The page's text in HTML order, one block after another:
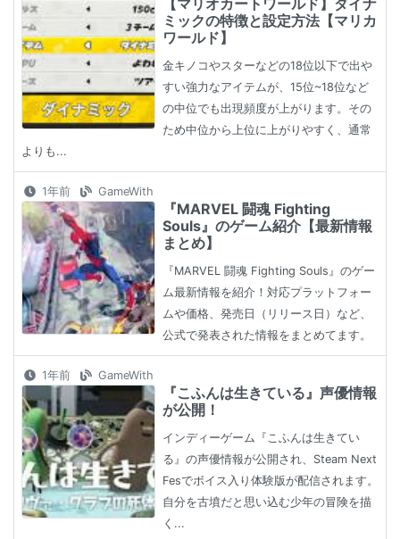
【マリオカートワールド】ダイナ
ミックの特徴と設定方法【マリカ
ワールド】
金キノコやスターなどの18位以下で出や
すい強力なアイテムが、15位~18位など
の中位でも出現頻度が上がります。その
ため中位から上位に上がりやすく、通常
よりも...
1年前 GameWith
『MARVEL 闘魂 Fighting
Souls』のゲーム紹介【最新情報
まとめ】
『MARVEL 闘魂 Fighting Souls』のゲー
ム最新情報を紹介！対応プラットフォー
ムや価格、発売日（リリース日）など、
公式で発表された情報をまとめてます。
1年前 GameWith
『こふんは生きている』声優情報
が公開！
インディーゲーム『こふんは生きてい
る』の声優情報が公開され、Steam Next
Fesでボイス入り体験版が配信されます。
自分を古墳だと思い込む少年の冒険を描
く...